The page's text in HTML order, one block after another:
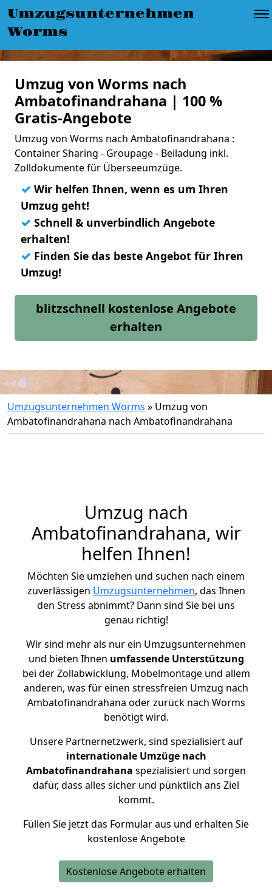
Umzugsunternehmen
Worms
Umzug von Worms nach
Ambatofinandrahana | 100 %
Gratis-Angebote
Umzug von Worms nach Ambatofinandrahana :
Container Sharing - Groupage - Beiladung inkl.
Zolldokumente für Überseeumzüge.
✓ Wir helfen Ihnen, wenn es um Ihren
Umzug geht!
✓ Schnell & unverbindlich Angebote
erhalten!
✓ Finden Sie das beste Angebot für Ihren
Umzug!
blitzschnell kostenlose Angebote
erhalten
Umzugsunternehmen Worms » Umzug von
Ambatofinandrahana nach Ambatofinandrahana
Umzug nach
Ambatofinandrahana, wir
helfen Ihnen!
Möchten Sie umziehen und suchen nach einem
zuverlässigen Umzugsunternehmen, das Ihnen
den Stress abnimmt? Dann sind Sie bei uns
genau richtig!
Wir sind mehr als nur ein Umzugsunternehmen
und bieten Ihnen umfassende Unterstützung
bei der Zollabwicklung, Möbelmontage und allem
anderen, was für einen stressfreien Umzug nach
Ambatofinandrahana oder zurück nach Worms
benötigt wird.
Unsere Partnernetzwerk, sind spezialisiert auf
internationale Umzüge nach
Ambatofinandrahana spezialisiert und sorgen
dafür, dass alles sicher und pünktlich ans Ziel
kommt.
Füllen Sie jetzt das Formular aus und erhalten Sie
kostenlose Angebote
Kostenlose Angebote erhalten